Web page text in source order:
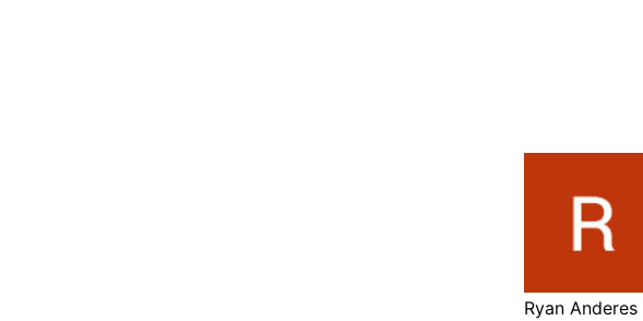
Ryan Anderes